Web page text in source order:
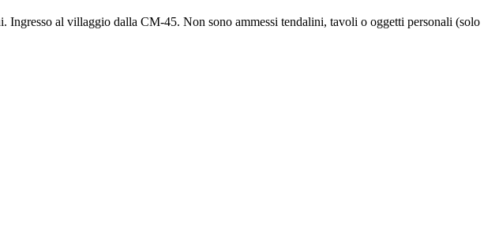
al villaggio dalla CM-45. Non sono ammessi tendalini, tavoli o oggetti personali (solo